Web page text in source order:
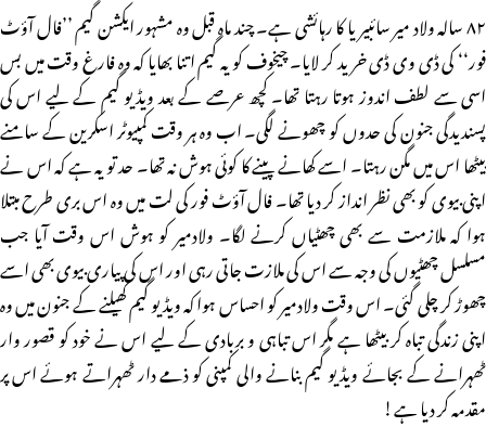
۸۲ سالہ ولاد میر سائبیریا کا رہائشی ہے۔ چند ماہ قبل وہ مشہور ایکشن گیم ’’فال آؤٹ
فور‘‘ کی ڈی وی ڈی خرید کر لایا۔ چیخوف کو یہ گیم اتنا بھایا کہ وہ فارغ وقت میں بس
اسی سے لطف اندوز ہوتا رہتا تھا۔ کچھ عرصے کے بعد ویڈیو گیم کے لیے اس کی
پسندیدگی جنون کی حدوں کو چھونے لگی۔ اب وہ ہر وقت کمپیوٹر اسکرین کے سامنے
بیٹھا اس میں مگن رہتا۔ اسے کھانے پینے کا کوئی ہوش نہ تھا۔ حد تو یہ ہے کہ اس نے
اپنی بیوی کو بھی نظر انداز کر دیا تھا۔ فال آؤٹ فور کی لت میں وہ اس بری طرح مبتلا
ہوا کہ ملازمت سے بھی چھٹیاں کرنے لگا۔ ولادمیر کو ہوش اس وقت آیا جب
مسلسل چھٹیوں کی وجہ سے اس کی ملازت جاتی رہی اور اس کی پیاری بیوی بھی اسے
چھوڑ کر چلی گئی۔ اس وقت ولادمیر کو احساس ہوا کہ ویڈیو گیم کھیلنے کے جنون میں وہ
اپنی زندگی تباہ کر بیٹھا ہے مگر اس تباہی و بربادی کے لیے اس نے خود کو قصور وار
ٹھہرانے کے بجائے ویڈیو گیم بنانے والی کمپنی کو ذمے دار ٹھہراتے ہوئے اس پر
مقدمہ کر دیا ہے!